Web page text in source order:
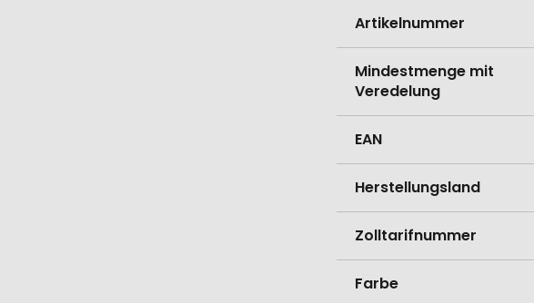
Artikelnummer
Mindestmenge mit
Veredelung
EAN
Herstellungsland
Zolltarifnummer
Farbe